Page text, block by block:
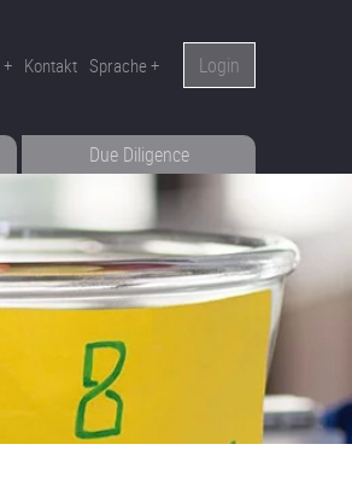
Kontakt Sprache Login
Due Diligence